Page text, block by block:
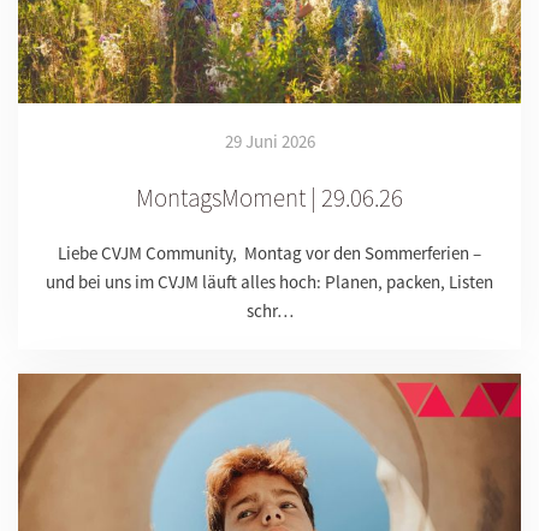
29 Juni 2026
MontagsMoment | 29.06.26
Liebe CVJM Community, Montag vor den Sommerferien –
und bei uns im CVJM läuft alles hoch: Planen, packen, Listen
schr…